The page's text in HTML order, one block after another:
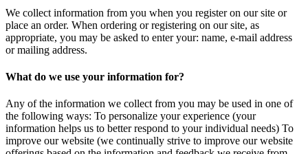
We collect information from you when you register on our site or
place an order. When ordering or registering on our site, as
appropriate, you may be asked to enter your: name, e-mail address
or mailing address.
What do we use your information for?
Any of the information we collect from you may be used in one of
the following ways: To personalize your experience (your
information helps us to better respond to your individual needs) To
improve our website (we continually strive to improve our website